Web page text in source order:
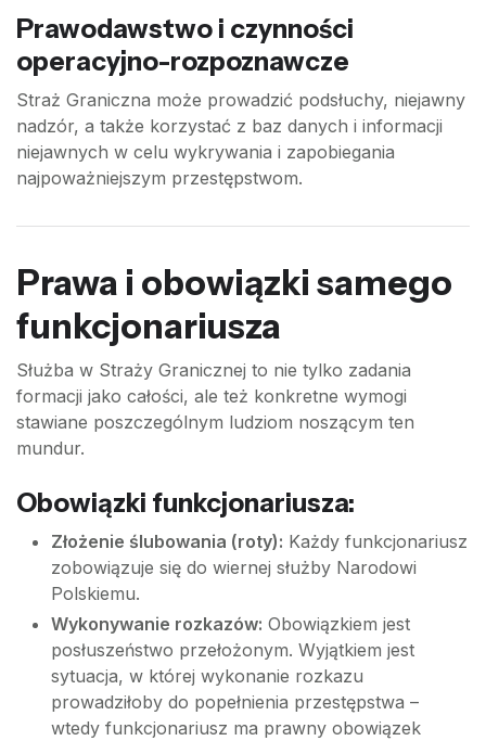
Prawodawstwo i czynności
operacyjno-rozpoznawcze
Straż Graniczna może prowadzić podsłuchy, niejawny
nadzór, a także korzystać z baz danych i informacji
niejawnych w celu wykrywania i zapobiegania
najpoważniejszym przestępstwom.
Prawa i obowiązki samego
funkcjonariusza
Służba w Straży Granicznej to nie tylko zadania
formacji jako całości, ale też konkretne wymogi
stawiane poszczególnym ludziom noszącym ten
mundur.
Obowiązki funkcjonariusza:
Złożenie ślubowania (roty): Każdy funkcjonariusz
zobowiązuje się do wiernej służby Narodowi
Polskiemu.
Wykonywanie rozkazów: Obowiązkiem jest
posłuszeństwo przełożonym. Wyjątkiem jest
sytuacja, w której wykonanie rozkazu
prowadziłoby do popełnienia przestępstwa –
wtedy funkcjonariusz ma prawny obowiązek